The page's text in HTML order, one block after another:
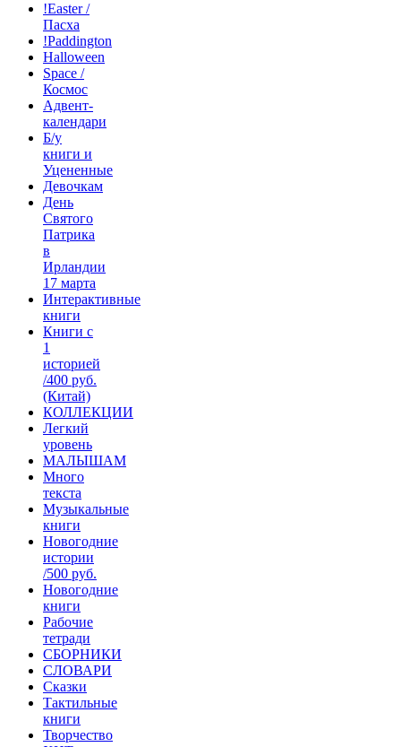
!Easter /
Пасха
!Paddington
Halloween
Space /
Космос
Адвент-
календари
Б/у
книги и
Уцененные
Девочкам
День
Святого
Патрика
в
Ирландии
17 марта
Интерактивные
книги
Книги с
1
историей
/400 руб.
(Китай)
КОЛЛЕКЦИИ
Легкий
уровень
МАЛЫШАМ
Много
текста
Музыкальные
книги
Новогодние
истории
/500 руб.
Новогодние
книги
Рабочие
тетради
СБОРНИКИ
СЛОВАРИ
Сказки
Тактильные
книги
Творчество